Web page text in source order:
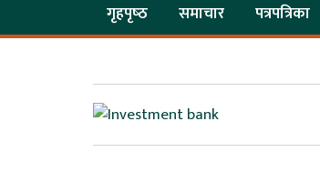
गृहपृष्‍ठ समाचार पत्रपत्रिका